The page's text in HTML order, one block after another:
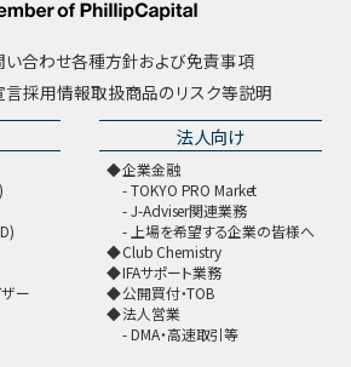
い合わせ各種方針および免責事項
言採用情報取扱商品のリスク等説明
ー
法人向け
企業金融
TOKYO PRO Market
J-Adviser関連業務
上場を希望する企業の皆様へ
Club Chemistry
IFAサポート業務
公開買付・TOB
法人営業
DMA・高速取引等